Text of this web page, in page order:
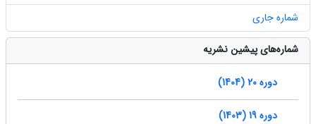
شماره جاری
شماره‌های پیشین نشریه
دوره 20 (1404)
دوره 19 (1403)